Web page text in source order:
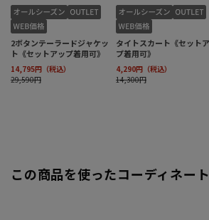
この商品を使ったコーディネート